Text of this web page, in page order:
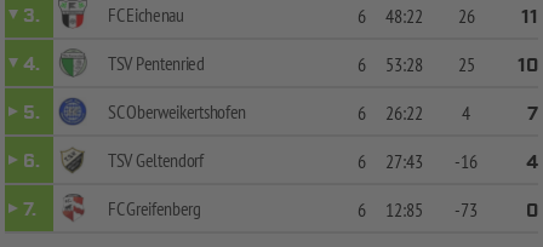
3.
FC Eichenau 6 48:22 26
11
4.
TSV Pentenried 6 53:28 25
10
5.
SC Oberweikertshofen 6 26:22 4
7
6.
TSV Geltendorf 6 27:43 -16
4
7.
FC Greifenberg 6 12:85 -73 0